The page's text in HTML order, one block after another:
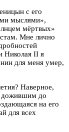
с его
мыслями»,
мёртвых»
Мне лично
Николая II я
для меня умер,
Наверное,
дожившим до
на его
для всех